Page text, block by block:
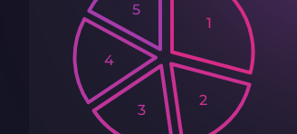
1
2
3
4
5